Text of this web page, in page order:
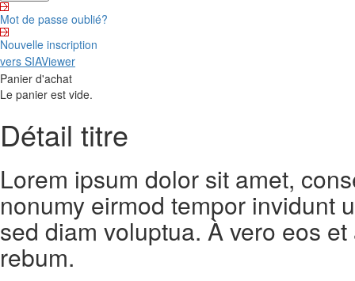
Mot de passe oublié?
Nouvelle inscription
vers SIAViewer
Panier d'achat
Le panier est vide.
Détail titre
Lorem ipsum dolor sit amet,
nonumy eirmod tempor invidunt
sed diam voluptua. À vero eos
rebum.